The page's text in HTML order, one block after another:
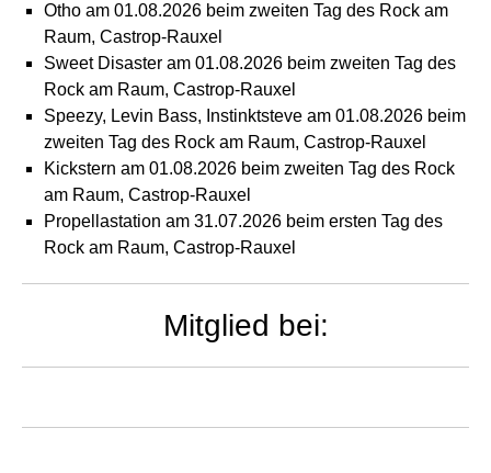
Otho am 01.08.2026 beim zweiten Tag des Rock am
Raum, Castrop-Rauxel
Sweet Disaster am 01.08.2026 beim zweiten Tag des
Rock am Raum, Castrop-Rauxel
Speezy, Levin Bass, Instinktsteve am 01.08.2026 beim
zweiten Tag des Rock am Raum, Castrop-Rauxel
Kickstern am 01.08.2026 beim zweiten Tag des Rock
am Raum, Castrop-Rauxel
Propellastation am 31.07.2026 beim ersten Tag des
Rock am Raum, Castrop-Rauxel
Mitglied bei: